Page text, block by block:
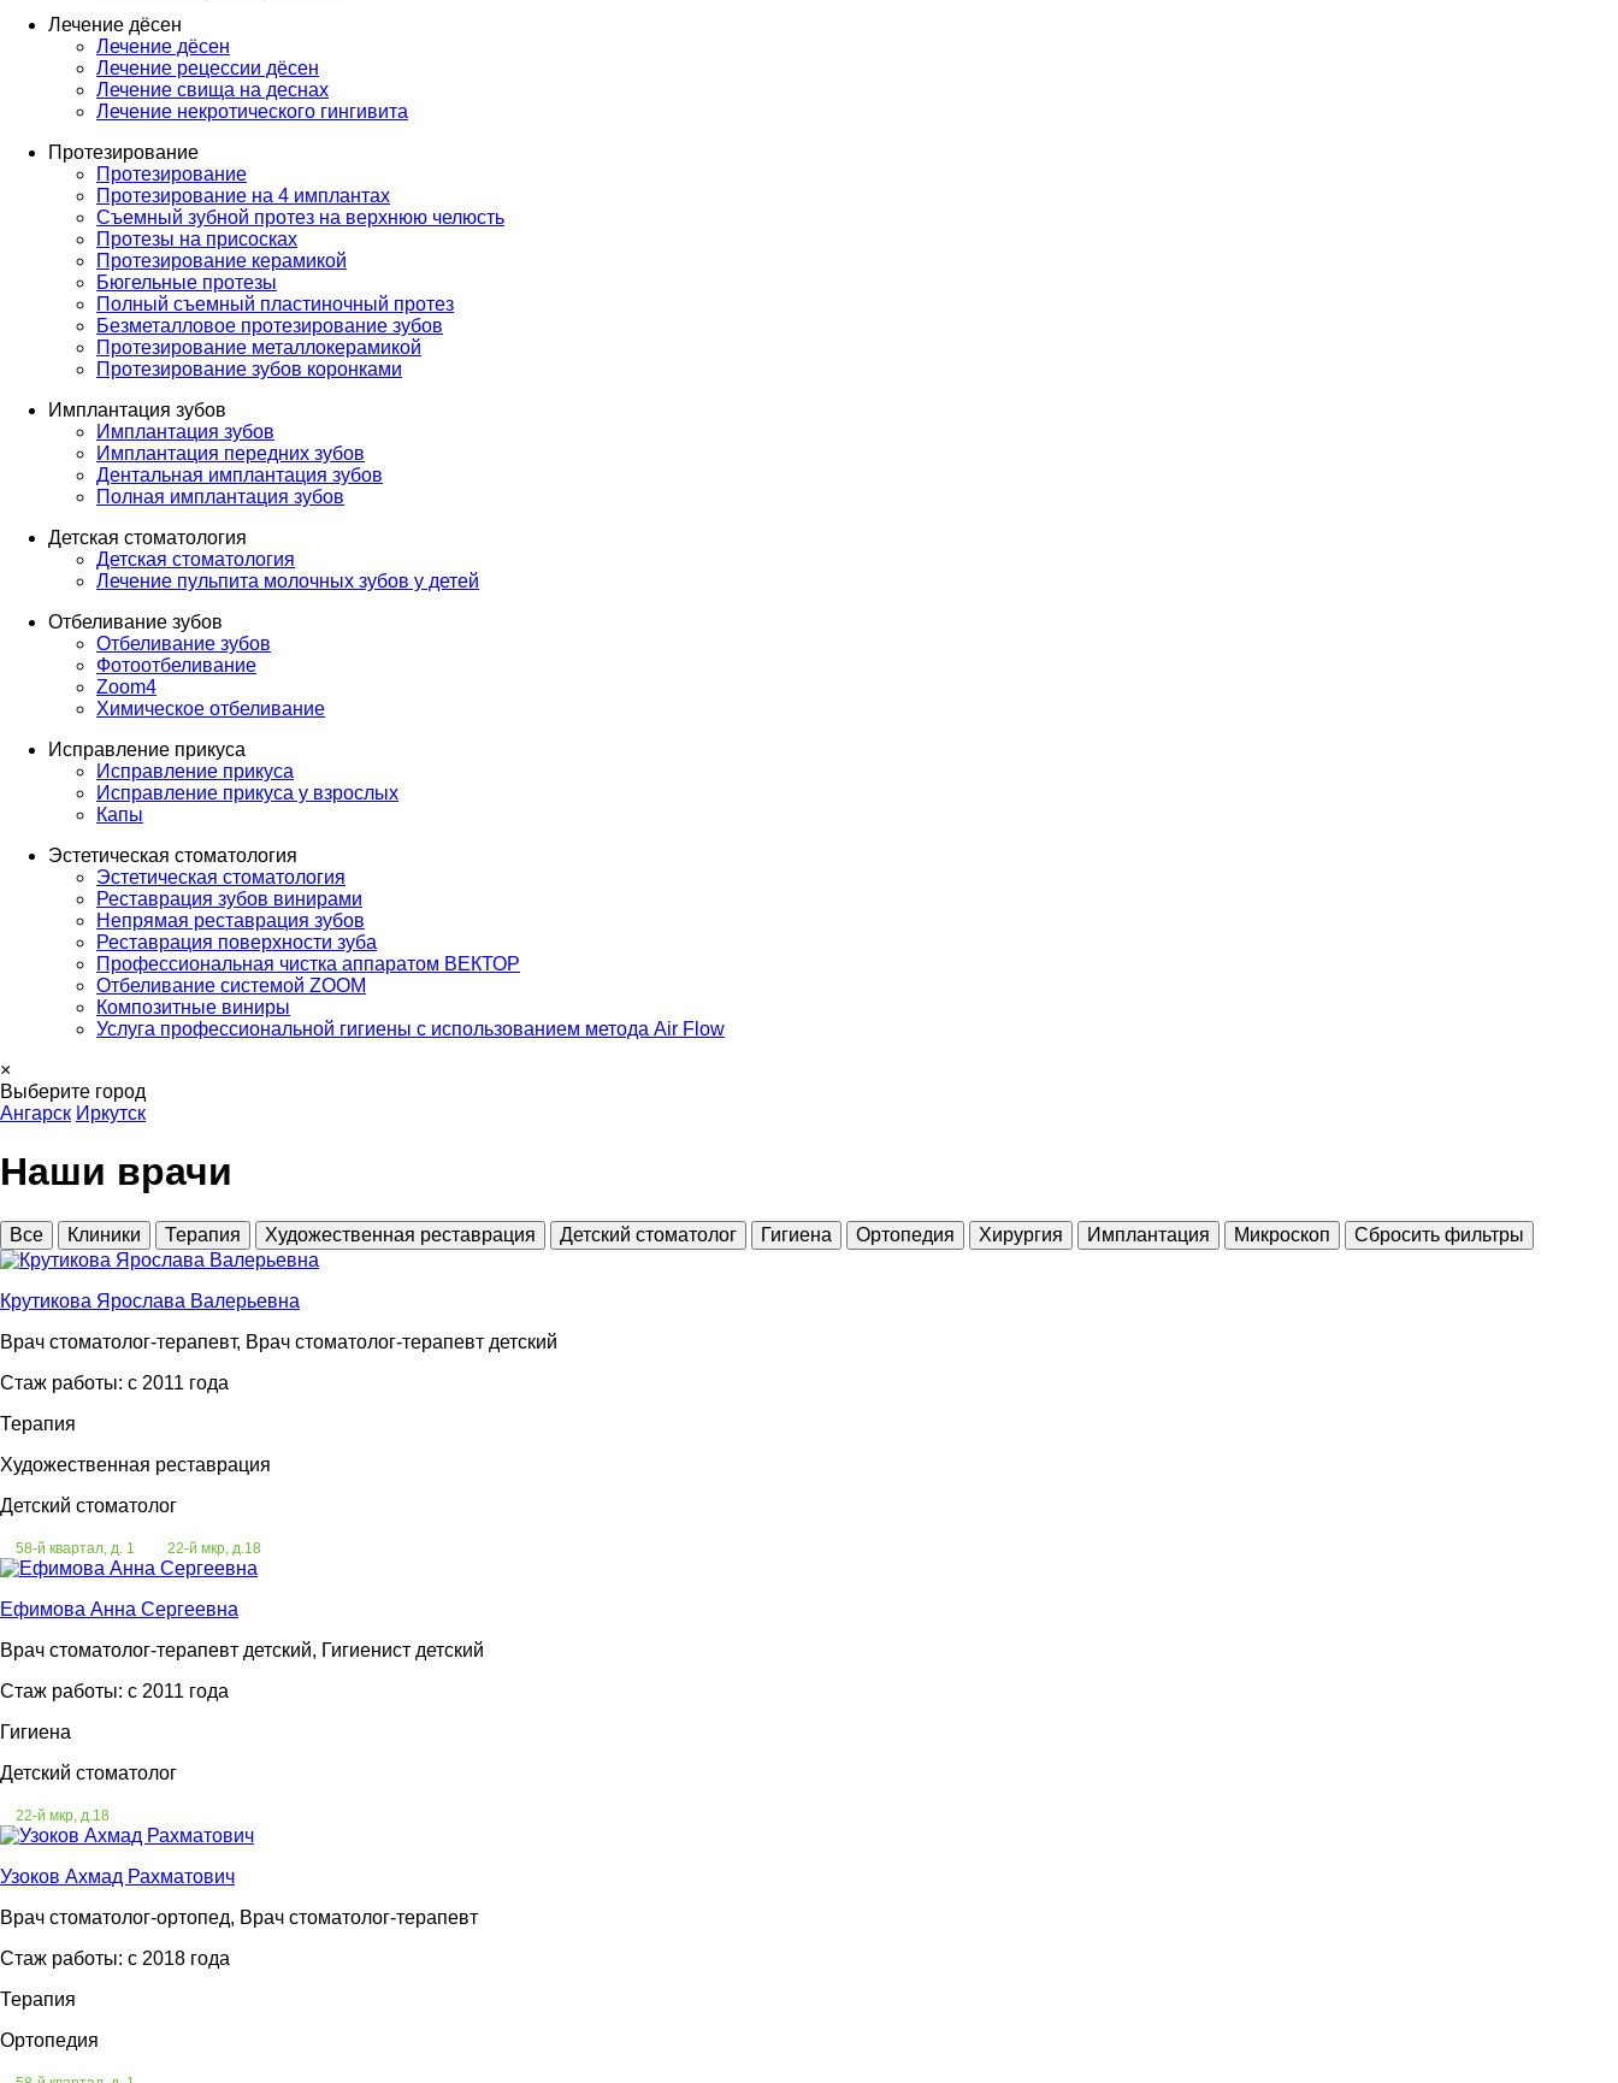
Лечение дёсен
Лечение дёсен
Лечение рецессии дёсен
Лечение свища на деснах
Лечение некротического гингивита
Протезирование
Протезирование
Протезирование на 4 имплантах
Съемный зубной протез на верхнюю челюсть
Протезы на присосках
Протезирование керамикой
Бюгельные протезы
Полный съемный пластиночный протез
Безметалловое протезирование зубов
Протезирование металлокерамикой
Протезирование зубов коронками
Имплантация зубов
Имплантация зубов
Имплантация передних зубов
Дентальная имплантация зубов
Полная имплантация зубов
Детская стоматология
Детская стоматология
Лечение пульпита молочных зубов у детей
Отбеливание зубов
Отбеливание зубов
Фотоотбеливание
Zoom4
Химическое отбеливание
Исправление прикуса
Исправление прикуса
Исправление прикуса у взрослых
Капы
Эстетическая стоматология
Эстетическая стоматология
Реставрация зубов винирами
Непрямая реставрация зубов
Реставрация поверхности зуба
Профессиональная чистка аппаратом ВЕКТОР
Отбеливание системой ZOOM
Композитные виниры
Услуга профессиональной гигиены с использованием метода Air Flow
×
Выберите город
Ангарск Иркутск
Наши врачи
Все Клиники Терапия Художественная реставрация Детский стоматолог Гигиена Ортопедия Хирургия Имплантация Микроскоп Сбросить фильтры
Крутикова Ярослава Валерьевна
Врач стоматолог-терапевт, Врач стоматолог-терапевт детский
Стаж работы: c 2011 года
Терапия
Художественная реставрация
Детский стоматолог
58-й квартал, д. 1 22-й мкр, д.18
Ефимова Анна Сергеевна
Врач стоматолог-терапевт детский, Гигиенист детский
Стаж работы: c 2011 года
Гигиена
Детский стоматолог
22-й мкр, д.18
Узоков Ахмад Рахматович
Врач стоматолог-ортопед, Врач стоматолог-терапевт
Стаж работы: c 2018 года
Терапия
Ортопедия